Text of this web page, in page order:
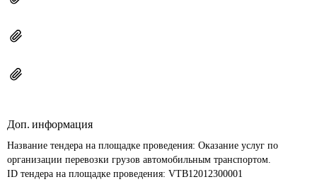
Доп. информация
Название тендера на площадке проведения: Оказание услуг по
организации перевозки грузов автомобильным транспортом.
ID тендера на площадке проведения: VTB12012300001